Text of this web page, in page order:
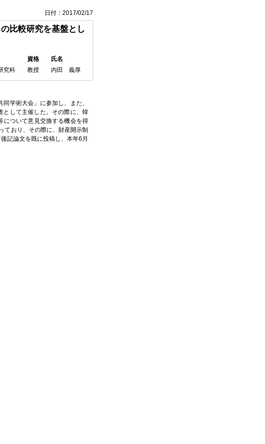
日付：2017/02/17
比較研究を基盤とし
資格
氏名
究科 教授 内田 義厚
学術大会」に参加し、また、
として主催した。その際に、韓
について意見交換する機会を得
ており、その際に、財産開示制
記論文を既に投稿し、本年6月